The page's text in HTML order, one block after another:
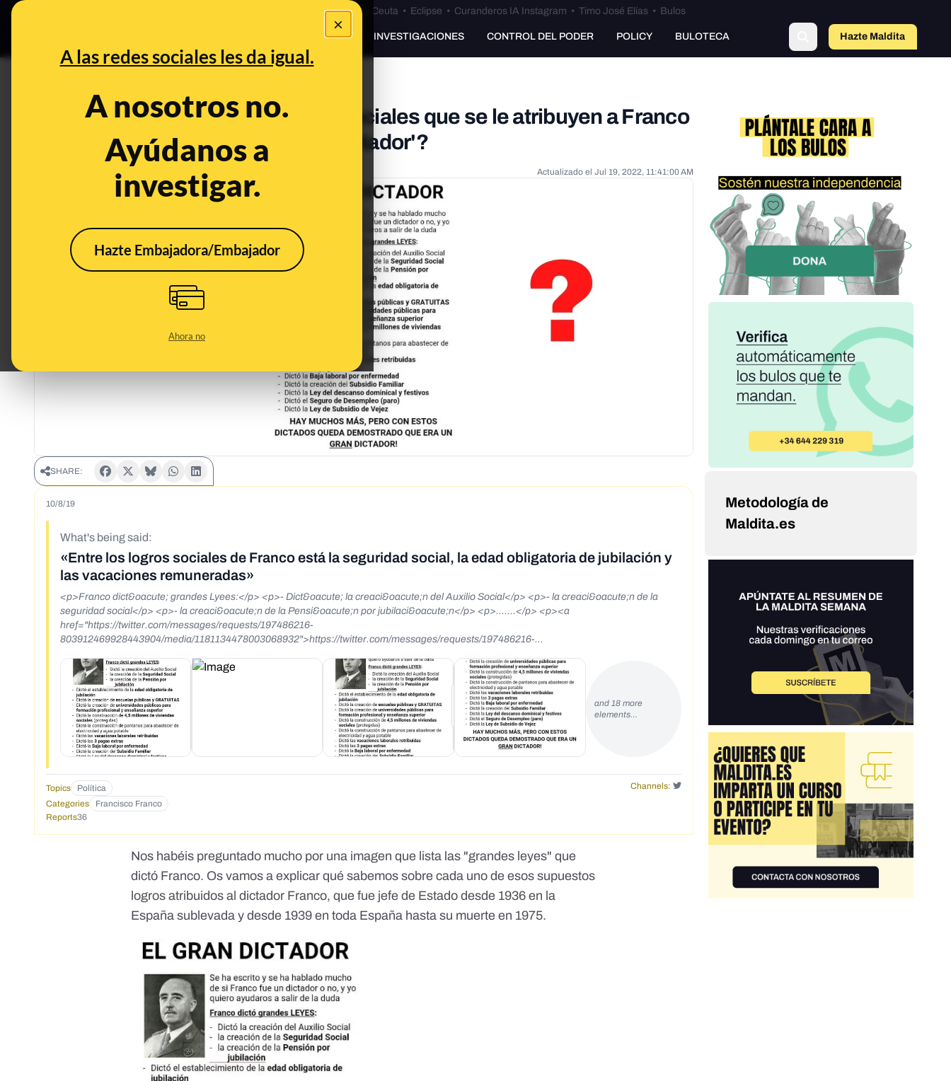
×
A las redes sociales les da igual.
A nosotros no.
Ayúdanos a
investigar.
Hazte Embajadora/Embajador
Ahora no
Especial Ceuta•Bulos Ceuta • Eclipse • Curanderos IA Instagram • Timo José Elías • Bulos
PREBUNKING INVESTIGACIONES CONTROL DEL PODER POLICY BULOTECA Hazte Maldito
¿Qué sabemos sobre los logros sociales que se le atribuyen a Franco
en esta imagen titulada 'El gran dictador'?
Nov 20, 2020, 2:32:30 PM Actualizado el Jul 19, 2022, 11:41:00 AM
SHARE:
10/8/19
What's being said:
«Entre los logros sociales de Franco está la seguridad social, la edad obligatoria de jubilación y
las vacaciones remuneradas»
<p>Franco dict&oacute; grandes Lyees:</p> <p>- Dict&oacute; la creaci&oacute;n del Auxilio Social</p> <p>- la creaci&oacute;n de la
seguridad social</p> <p>- la creaci&oacute;n de la Pensi&oacute;n por jubilaci&oacute;n</p> <p>.......</p> <p><a
href="https://twitter.com/messages/requests/197486216-
803912469928443904/media/1181134478003068932">https://twitter.com/messages/requests/197486216-
and 18 more
elements…
Topics Política
Channels:
Categories
Francisco Franco
Reports36
Nos habéis preguntado mucho por una imagen que lista las "grandes leyes" que
dictó Franco. Os vamos a explicar qué sabemos sobre cada uno de esos supuestos
logros atribuidos al dictador Franco, que fue jefe de Estado desde 1936 en la
España sublevada y desde 1939 en toda España hasta su muerte en 1975.
Metodología de
Maldita.es